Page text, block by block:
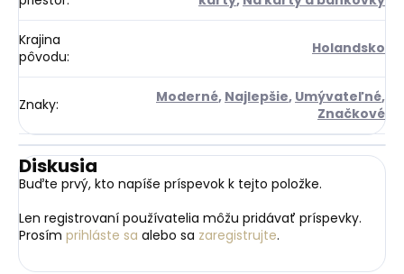
Krajina
pôvodu: Holandsko
Znaky: Moderné, Najlepšie, Umývateľné,
Značkové
Diskusia
Buďte prvý, kto napíše príspevok k tejto položke.
Len registrovaní používatelia môžu pridávať príspevky.
Prosím prihláste sa alebo sa zaregistrujte.